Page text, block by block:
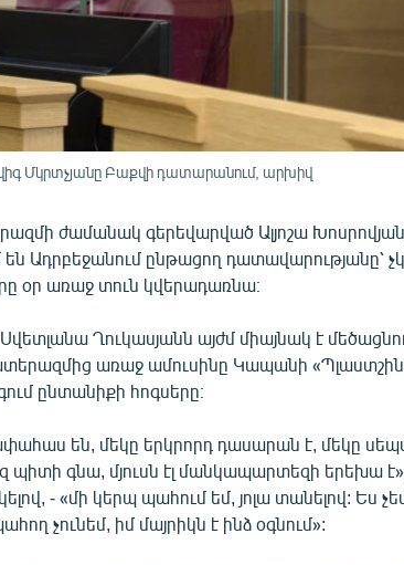
Մկրտչյանը Բաքվի դատարանում, արխիվ
ժամանակ գերեվարված Ալյոշա
Ադրբեջանում ընթացող դատավարությանը՝
օր առաջ տուն կվերադառնա։
Սվետլանա Ղուկասյանն այժմ միայնակ է
առաջ ամուսինը Կապանի «Պլաստշին»
ընտանիքի հոգսերը։
են, մեկը երկրորդ դասարան է, մեկը
գնա, մյուսն էլ մանկապարտեզի երեխա
- «մի կերպ պահում եմ, յոլա տանելով: Ես
չունեմ, իմ մայրիկն է ինձ օգնում»: